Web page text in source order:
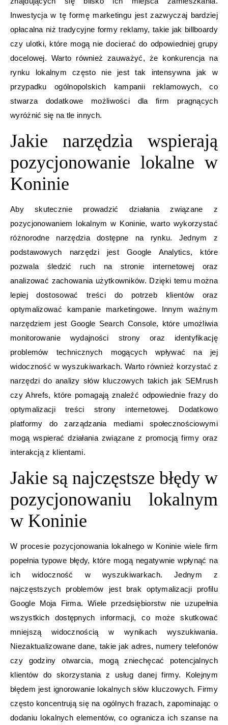
Inwestycja w tę formę marketingu jest zazwyczaj bardziej
opłacalna niż tradycyjne formy reklamy, takie jak billboardy
czy ulotki, które mogą nie docierać do odpowiedniej grupy
docelowej. Warto również zauważyć, że konkurencja na
rynku lokalnym często nie jest tak intensywna jak w
przypadku ogólnopolskich kampanii reklamowych, co
stwarza dodatkowe możliwości dla firm pragnących
wyróżnić się na tle innych.
Jakie narzędzia wspierają
pozycjonowanie lokalne w
Koninie
Aby skutecznie prowadzić działania związane z
pozycjonowaniem lokalnym w Koninie, warto wykorzystać
różnorodne narzędzia dostępne na rynku. Jednym z
podstawowych narzędzi jest Google Analytics, które
pozwala śledzić ruch na stronie internetowej oraz
analizować zachowania użytkowników. Dzięki temu można
lepiej dostosować treści do potrzeb klientów oraz
optymalizować kampanie marketingowe. Innym ważnym
narzędziem jest Google Search Console, które umożliwia
monitorowanie wydajności strony oraz identyfikację
problemów technicznych mogących wpływać na jej
widoczność w wyszukiwarkach. Warto również korzystać z
narzędzi do analizy słów kluczowych takich jak SEMrush
czy Ahrefs, które pomagają znaleźć odpowiednie frazy do
optymalizacji treści strony internetowej. Dodatkowo
platformy do zarządzania mediami społecznościowymi
mogą wspierać działania związane z promocją firmy oraz
interakcją z klientami.
Jakie są najczęstsze błędy w
pozycjonowaniu lokalnym
w Koninie
W procesie pozycjonowania lokalnego w Koninie wiele firm
popełnia typowe błędy, które mogą negatywnie wpłynąć na
ich widoczność w wyszukiwarkach. Jednym z
najczęstszych problemów jest brak optymalizacji profilu
Google Moja Firma. Wiele przedsiębiorstw nie uzupełnia
wszystkich dostępnych informacji, co może skutkować
mniejszą widocznością w wynikach wyszukiwania.
Niezaktualizowane dane, takie jak adres, numery telefonów
czy godziny otwarcia, mogą zniechęcać potencjalnych
klientów do skorzystania z usług danej firmy. Kolejnym
błędem jest ignorowanie lokalnych słów kluczowych. Firmy
często koncentrują się na ogólnych frazach, zapominając o
dodaniu lokalnych elementów, co ogranicza ich szanse na